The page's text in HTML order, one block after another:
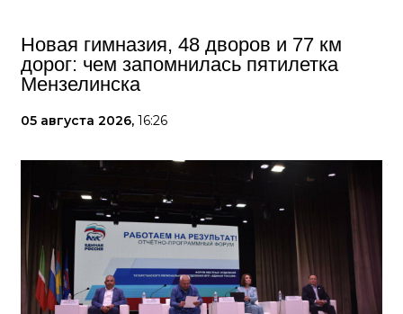
Новая гимназия, 48 дворов и 77 км
дорог: чем запомнилась пятилетка
Мензелинска
05 августа 2026, 16:26